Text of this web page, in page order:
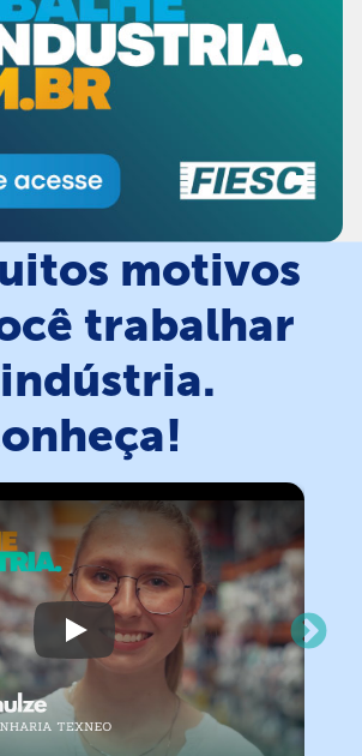
motivos
trabalhar